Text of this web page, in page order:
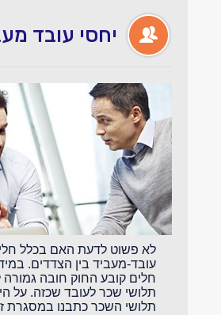
יחסי עובד
לא פשוט לדעת האם בכלל
עובד-מעביד בין הצדדים.
חלים קובע החוק חובה גמורה
תלושי שכר לעובד שכזה. על
תלושי השכר כתבנו במסגרת